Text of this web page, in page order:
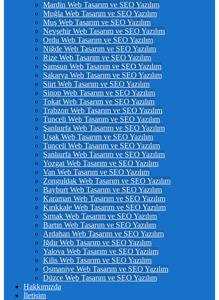
Mardin Web Tasarım ve SEO Yazılım
Muğla Web Tasarım ve SEO Yazılım
Muş Web Tasarım ve SEO Yazılım
Nevşehir Web Tasarım ve SEO Yazılım
Ordu Web Tasarım ve SEO Yazılım
Niğde Web Tasarım ve SEO Yazılım
Rize Web Tasarım ve SEO Yazılım
Samsun Web Tasarım ve SEO Yazılım
Sakarya Web Tasarım ve SEO Yazılım
Siirt Web Tasarım ve SEO Yazılım
Sinop Web Tasarım ve SEO Yazılım
Tokat Web Tasarım ve SEO Yazılım
Trabzon Web Tasarım ve SEO Yazılım
Tunceli Web Tasarım ve SEO Yazılım
Şanlıurfa Web Tasarım ve SEO Yazılım
Uşak Web Tasarım ve SEO Yazılım
Tunceli Web Tasarım ve SEO Yazılım
Şanlıurfa Web Tasarım ve SEO Yazılım
Yozgat Web Tasarım ve SEO Yazılım
Van Web Tasarım ve SEO Yazılım
Zonguldak Web Tasarım ve SEO Yazılım
Bayburt Web Tasarım ve SEO Yazılım
Karaman Web Tasarım ve SEO Yazılım
Kırıkkale Web Tasarım ve SEO Yazılım
Şırnak Web Tasarım ve SEO Yazılım
Bartın Web Tasarım ve SEO Yazılım
Ardahan Web Tasarım ve SEO Yazılım
Iğdır Web Tasarım ve SEO Yazılım
Yalova Web Tasarım ve SEO Yazılım
Kilis Web Tasarım ve SEO Yazılım
Osmaniye Web Tasarım ve SEO Yazılım
Düzce Web Tasarım ve SEO Yazılım
Hakkımızda
İletişim